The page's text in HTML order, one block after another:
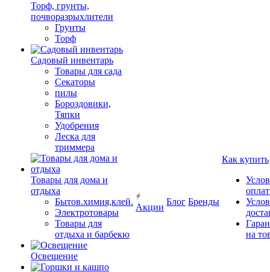
Торф, грунты,
почворазрыхлители
Грунты
Торф
Садовый инвентарь
Товары для сада
Секаторы
пилы
Бороздовики,
Тяпки
Удобрения
Леска для
триммера
Товары для дома и
отдыха
Бытов.химия,клей.
Электротовары
Товары для
отдыха и барбекю
Освещение
Акции
Блог Бренды
Как купить
на